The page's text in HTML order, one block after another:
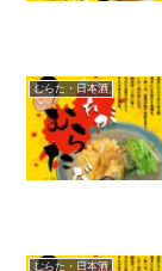
むらた・日本酒
むらた・日本酒